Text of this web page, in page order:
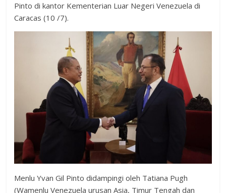
Pinto di kantor Kementerian Luar Negeri Venezuela di
Caracas (10 /7).
Menlu Yvan Gil Pinto didampingi oleh Tatiana Pugh
(Wamenlu Venezuela urusan Asia, Timur Tengah dan